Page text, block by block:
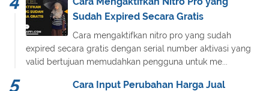
Sudah Expired Secara Gratis
Cara mengaktifkan nitro pro yang sudah
expired secara gratis dengan serial number aktivasi yang
valid bertujuan memudahkan pengguna untuk me...
Cara Input Perubahan Harga Jual